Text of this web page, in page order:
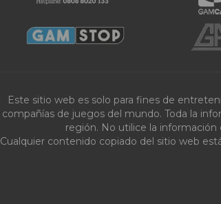
Este sitio web es solo para fines de
compañías de juegos del mundo. Toda la
región. No utilice la
Cualquier contenido copiado del sitio web